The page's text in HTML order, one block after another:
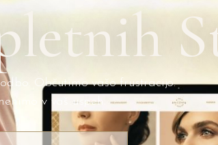
Občutimo vašo frustracijo.
v vaš uspeh.